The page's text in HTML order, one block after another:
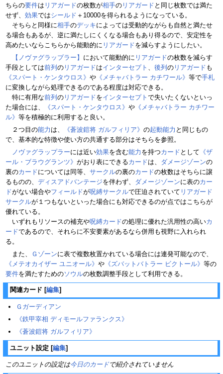
ちらの要件は リアガードの枚数が相手の リアガード と同じ枚数では満た
せず、 効果ではシールド ＋10000を得られるようになっている。
そちらと同様に相手のデッキによっては受動的ながらも自然と満たせ
る場合もあるが、逆に満たしにくくなる場合もあり得るので、安定性を
高めたいならこちらから能動的に リアガードを減らすようにしたい。
【ノヴァグラップラー】 において能動的に リアガードの枚数を減らす
手段としては前列 の リアガードはインターセプト 、 後列 の リアガード も
《スパート・ケンタウロス》 や 《メチャバトラー カチワール》 等で手札
に変換しながら処理できるのである程度は対応できる。
特に有用な前列 の リアガードをインターセプト で失いたくないといっ
た場合には、
《スパート・ケンタウロス》 や 《メチャバトラー カチワー
ル》 等を積極的に利用すると良い。
２つ目の能力 は、 《蒼波鎧将 ガルフィリア》 の起動能力 と同じもの
で、基本的な特徴や使い方の共通する部分はそちらを参照。
ノヴァグラップラーには近い効果を含む能力 を持つカード として 《ザ
ール・ブラウグランツ》 がおり表にできるカードは、 ダメージゾーンの
裏のカードについては同等、 サークルの裏のカードの枚数はそちらに譲
るものの、 ディスアドバンテージを伴わず、 ダメージゾーンに表のカー
ドがない場合やフィールドが呪縛サークルで圧迫されていて リアガード
サークルが１つもないといった場合にも対応できるのが点ではこちらが
優れている。
いずれもリソースの補充や呪縛カードの処理に優れた汎用性の高いカ
ードであるので、それらに不安要素があるなら併用も視野に入れられ
る。
また、
Ｇゾーンに表で複数枚置かれている場合には連発可能なので、
《メテオカイザー ユニオール》 や 《ズバットバトラー ビクトール》 等の
要件を満たすためのソウルの枚数調整手段として利用できる。
関連カード [編集]
Ｇガーディアン
《鉄甲宰相 ディモールファランクス》
《蒼波鎧将 ガルフィリア》
ユニット設定 [編集]
このユニットの設定は今日のカードで紹介されていません